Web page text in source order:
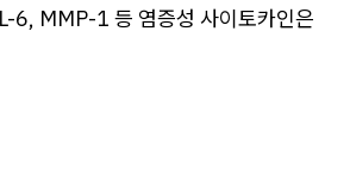
6, MMP-1 등 염증성 사이토카인은